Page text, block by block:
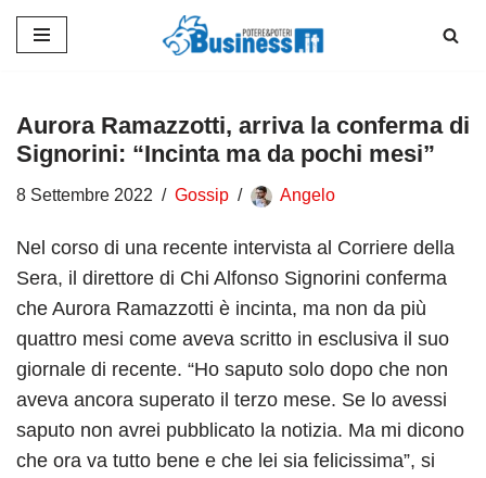
contenuto
Aurora Ramazzotti, arriva la conferma di
Signorini: “Incinta ma da pochi mesi”
8 Settembre 2022 Gossip Angelo
Nel corso di una recente intervista al Corriere della
Sera, il direttore di Chi Alfonso Signorini conferma
che Aurora Ramazzotti è incinta, ma non da più
quattro mesi come aveva scritto in esclusiva il suo
giornale di recente. “Ho saputo solo dopo che non
aveva ancora superato il terzo mese. Se lo avessi
saputo non avrei pubblicato la notizia. Ma mi dicono
che ora va tutto bene e che lei sia felicissima”, si